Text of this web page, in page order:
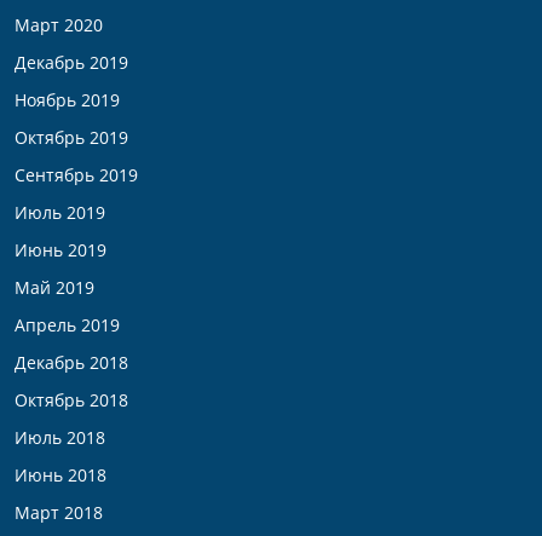
Март 2020
Декабрь 2019
Ноябрь 2019
Октябрь 2019
Сентябрь 2019
Июль 2019
Июнь 2019
Май 2019
Апрель 2019
Декабрь 2018
Октябрь 2018
Июль 2018
Июнь 2018
Март 2018